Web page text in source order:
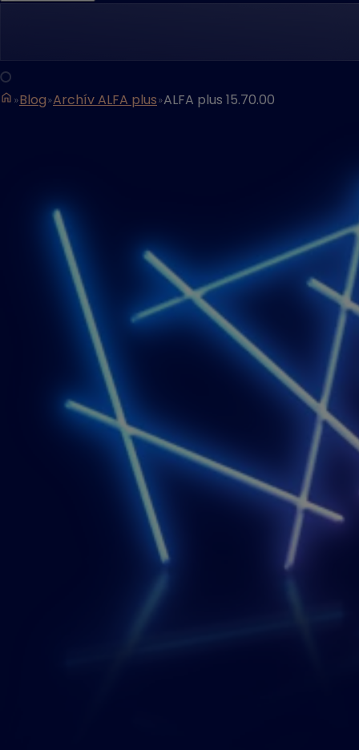
Blog Archív ALFA plus ALFA plus 15.70.00